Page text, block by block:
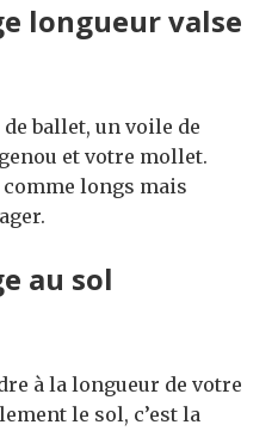
longueur valse
ballet, un voile de
et votre mollet.
longs mais
au sol
à la longueur de votre
le sol, c’est la